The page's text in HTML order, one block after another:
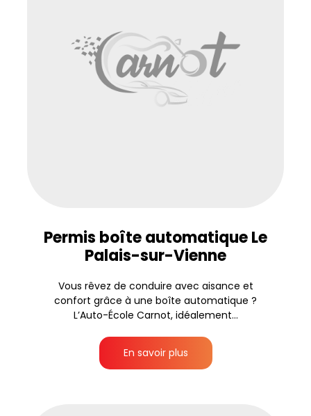
Permis boîte automatique Le
Palais-sur-Vienne
Vous rêvez de conduire avec aisance et
confort grâce à une boîte automatique ?
L’Auto-École Carnot, idéalement...
En savoir plus